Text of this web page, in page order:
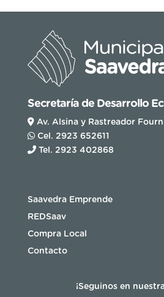
Secretaría de Desarrollo
Av. Alsina y Rastreador
Cel. 2923 652611
Tel. 2923 402868
Saavedra Emprende
REDSaav
Compra Local
Contacto
¡Seguinos en